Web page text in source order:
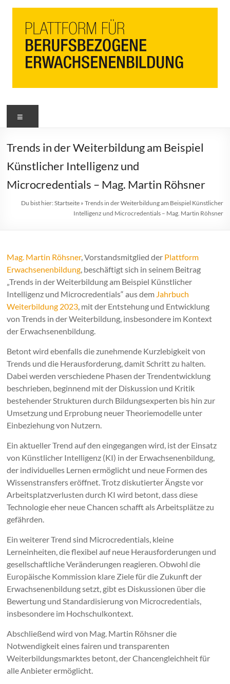
PbEB
Plattform
berufsbezogene
Trends in der Weiterbildung am Beispiel
Künstlicher Intelligenz und
Microcredentials – Mag. Martin Röhsner
Du bist hier: Startseite» Trends in der Weiterbildung am Beispiel Künstlicher
Intelligenz und Microcredentials – Mag. Martin Röhsner
Mag. Martin Röhsner, Vorstandsmitglied der Plattform
Erwachsenenbildung, beschäftigt sich in seinem Beitrag
„Trends in der Weiterbildung am Beispiel Künstlicher
Intelligenz und Microcredentials“ aus dem Jahrbuch
Weiterbildung 2023, mit der Entstehung und Entwicklung
von Trends in der Weiterbildung, insbesondere im Kontext
der Erwachsenenbildung.
Betont wird ebenfalls die zunehmende Kurzlebigkeit von
Trends und die Herausforderung, damit Schritt zu halten.
Dabei werden verschiedene Phasen der Trendentwicklung
beschrieben, beginnend mit der Diskussion und Kritik
bestehender Strukturen durch Bildungsexperten bis hin zur
Umsetzung und Erprobung neuer Theoriemodelle unter
Einbeziehung von Nutzern.
Ein aktueller Trend auf den eingegangen wird, ist der Einsatz
von Künstlicher Intelligenz (KI) in der Erwachsenenbildung,
der individuelles Lernen ermöglicht und neue Formen des
Wissenstransfers eröffnet. Trotz diskutierter Ängste vor
Arbeitsplatzverlusten durch KI wird betont, dass diese
Technologie eher neue Chancen schafft als Arbeitsplätze zu
gefährden.
Ein weiterer Trend sind Microcredentials, kleine
Lerneinheiten, die flexibel auf neue Herausforderungen und
gesellschaftliche Veränderungen reagieren. Obwohl die
Europäische Kommission klare Ziele für die Zukunft der
Erwachsenenbildung setzt, gibt es Diskussionen über die
Bewertung und Standardisierung von Microcredentials,
insbesondere im Hochschulkontext.
Abschließend wird von Mag. Martin Röhsner die
Notwendigkeit eines fairen und transparenten
Weiterbildungsmarktes betont, der Chancengleichheit für
alle Anbieter ermöglicht.